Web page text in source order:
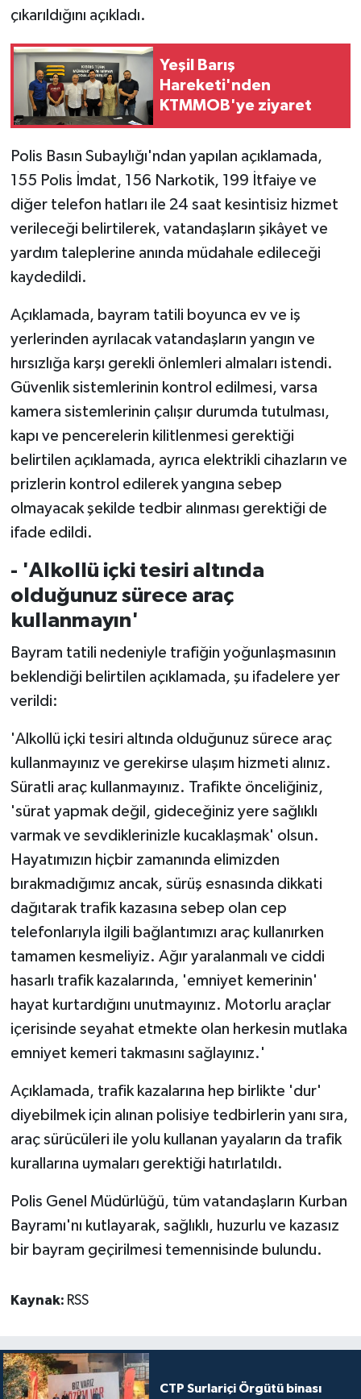
çıkarıldığını açıkladı.
Yeşil Barış
Hareketi'nden
KTMMOB'ye ziyaret
Polis Basın Subaylığı'ndan yapılan açıklamada,
155 Polis İmdat, 156 Narkotik, 199 İtfaiye ve
diğer telefon hatları ile 24 saat kesintisiz hizmet
verileceği belirtilerek, vatandaşların şikâyet ve
yardım taleplerine anında müdahale edileceği
kaydedildi.
Açıklamada, bayram tatili boyunca ev ve iş
yerlerinden ayrılacak vatandaşların yangın ve
hırsızlığa karşı gerekli önlemleri almaları istendi.
Güvenlik sistemlerinin kontrol edilmesi, varsa
kamera sistemlerinin çalışır durumda tutulması,
kapı ve pencerelerin kilitlenmesi gerektiği
belirtilen açıklamada, ayrıca elektrikli cihazların ve
prizlerin kontrol edilerek yangına sebep
olmayacak şekilde tedbir alınması gerektiği de
ifade edildi.
- 'Alkollü içki tesiri altında
olduğunuz sürece araç
kullanmayın'
Bayram tatili nedeniyle trafiğin yoğunlaşmasının
beklendiği belirtilen açıklamada, şu ifadelere yer
verildi:
'Alkollü içki tesiri altında olduğunuz sürece araç
kullanmayınız ve gerekirse ulaşım hizmeti alınız.
Süratli araç kullanmayınız. Trafikte önceliğiniz,
'sürat yapmak değil, gideceğiniz yere sağlıklı
varmak ve sevdiklerinizle kucaklaşmak' olsun.
Hayatımızın hiçbir zamanında elimizden
bırakmadığımız ancak, sürüş esnasında dikkati
dağıtarak trafik kazasına sebep olan cep
telefonlarıyla ilgili bağlantımızı araç kullanırken
tamamen kesmeliyiz. Ağır yaralanmalı ve ciddi
hasarlı trafik kazalarında, 'emniyet kemerinin'
hayat kurtardığını unutmayınız. Motorlu araçlar
içerisinde seyahat etmekte olan herkesin mutlaka
emniyet kemeri takmasını sağlayınız.'
Açıklamada, trafik kazalarına hep birlikte 'dur'
diyebilmek için alınan polisiye tedbirlerin yanı sıra,
araç sürücüleri ile yolu kullanan yayaların da trafik
kurallarına uymaları gerektiği hatırlatıldı.
Polis Genel Müdürlüğü, tüm vatandaşların Kurban
Bayramı'nı kutlayarak, sağlıklı, huzurlu ve kazasız
bir bayram geçirilmesi temennisinde bulundu.
Kaynak: RSS
CTP Surlariçi Örgütü binası